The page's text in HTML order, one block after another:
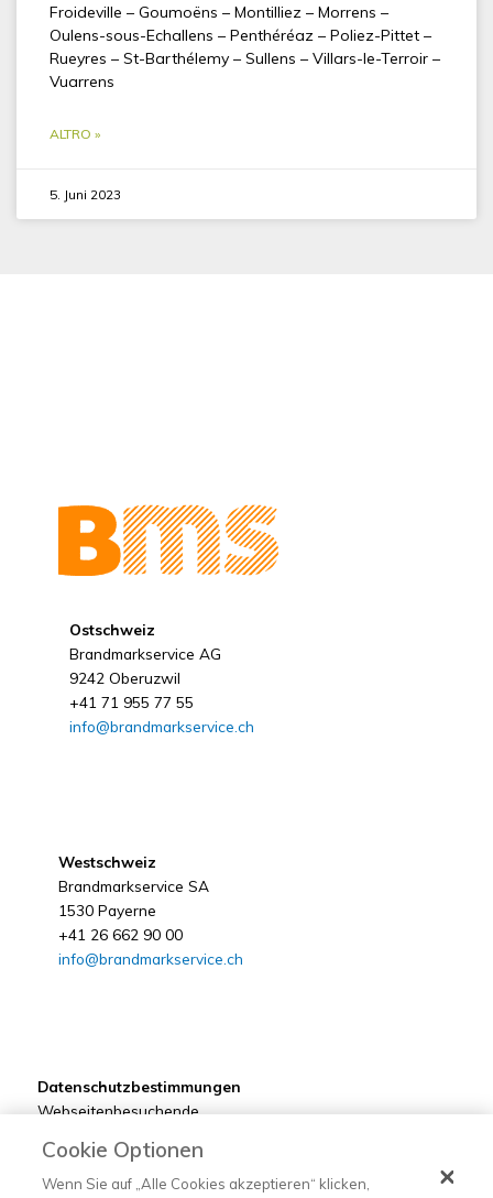
Froideville – Goumoëns – Montilliez – Morrens –
Oulens-sous-Echallens – Penthéréaz – Poliez-Pittet –
Rueyres – St-Barthélemy – Sullens – Villars-le-Terroir –
Vuarrens
ALTRO »
5. Juni 2023
Ostschweiz
Brandmarkservice AG
9242 Oberuzwil
+41 71 955 77 55
info@brandmarkservice.ch
Westschweiz
Brandmarkservice SA
1530 Payerne
+41 26 662 90 00
info@brandmarkservice.ch
Datenschutzbestimmungen
Webseitenbesuchende
Bewerber
Lieferanten
Cookie Optionen
Wenn Sie auf „Alle Cookies akzeptieren“ klicken,